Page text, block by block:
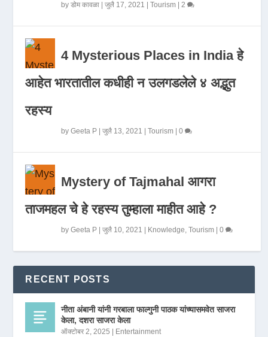
byडोम कावळा |जुलै 17, 2021 |Tourism |2
4 Mysterious Places in India हे
आहेत भारतातील कधीही न उलगडलेले ४ अद्भुत
रहस्य
byGeeta P |जुलै 13, 2021 |Tourism |0
Mystery of Tajmahal आगरा
ताजमहल चे हे रहस्य तुम्हाला माहीत आहे ?
byGeeta P |जुलै 10, 2021 Knowledge,Tourism |0
RECENT POSTS
नीता अंबानी यांनी गरबाला फाल्गुनी पाठक यांच्यासमवेत साजरा
केला, दशरा साजरा केला
ऑक्टोबर 2, 2025 Entertainment